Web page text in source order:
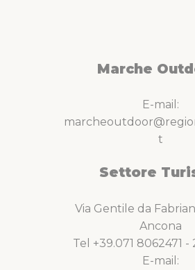
Marche
E-mail:
t
Settore
Via Gentile da
Ancona
Tel +39.071 8062471 -
E-mail: